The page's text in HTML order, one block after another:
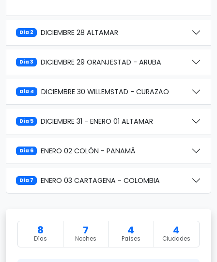
Día 2 DICIEMBRE 28 ALTAMAR
Día 3 DICIEMBRE 29 ORANJESTAD - ARUBA
Día 4 DICIEMBRE 30 WILLEMSTAD - CURAZAO
Día 5 DICIEMBRE 31 - ENERO 01 ALTAMAR
Día 6 ENERO 02 COLÓN - PANAMÁ
Día 7 ENERO 03 CARTAGENA - COLOMBIA
8
Días
7
Noches
4
Países
4
Ciudades